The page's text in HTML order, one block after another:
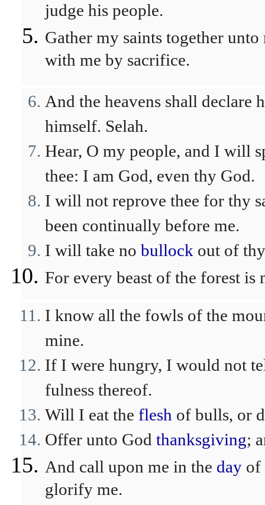
judge his people.
Gather my saints together
with me by sacrifice.
And the heavens shall declare
himself. Selah.
Hear, O my people, and I will
thee: I am God, even thy God.
I will not reprove thee for thy
been continually before me.
I will take no bullock out of
For every beast of the forest is
I know all the fowls of the
mine.
If I were hungry, I would not
fulness thereof.
Will I eat the flesh of bulls, or
Offer unto God thanksgiving;
And call upon me in the day of
glorify me.